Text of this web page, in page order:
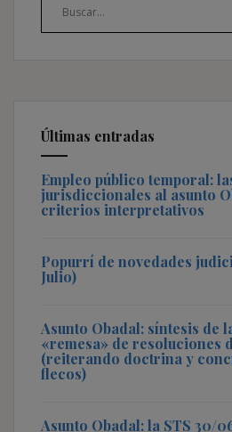
Últimas entradas
Empleo público temporal:
jurisdiccionales al asunto
criterios interpretativos
Popurrí de novedades
Julio)
Asunto Obadal: síntesis de
«remesa» de resoluciones
(reiterando doctrina y
flecos)
Asunto Obadal: la STS 30/